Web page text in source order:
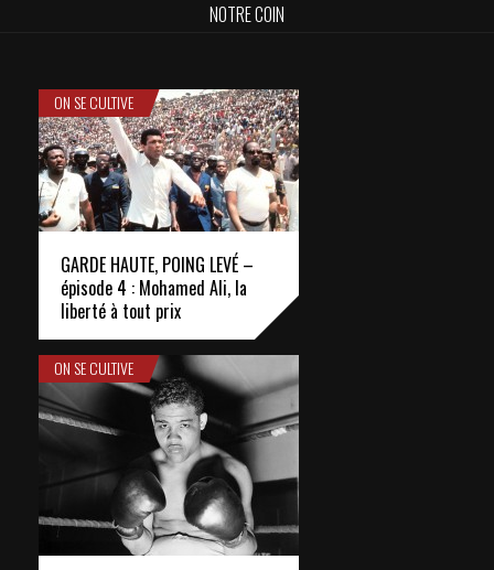
NOTRE COIN
ON SE CULTIVE
GARDE HAUTE, POING LEVÉ –
épisode 4 : Mohamed Ali, la
liberté à tout prix
ON SE CULTIVE